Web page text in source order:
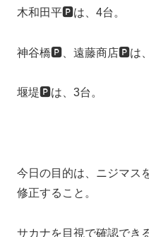
木和田平🅿️は、4台。
神谷橋🅿️、遠藤商店🅿️は、
堰堤🅿️は、3台。
今日の目的は、ニジマス
修正すること。
サカナを目視で確認でき